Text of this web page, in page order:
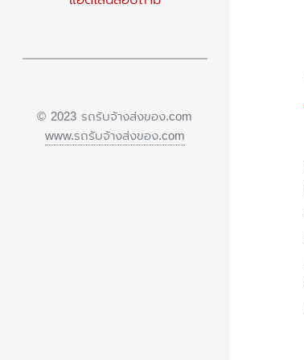
© 2023 รถรับจ้างส่งของ.com
www.รถรับจ้างส่งของ.com